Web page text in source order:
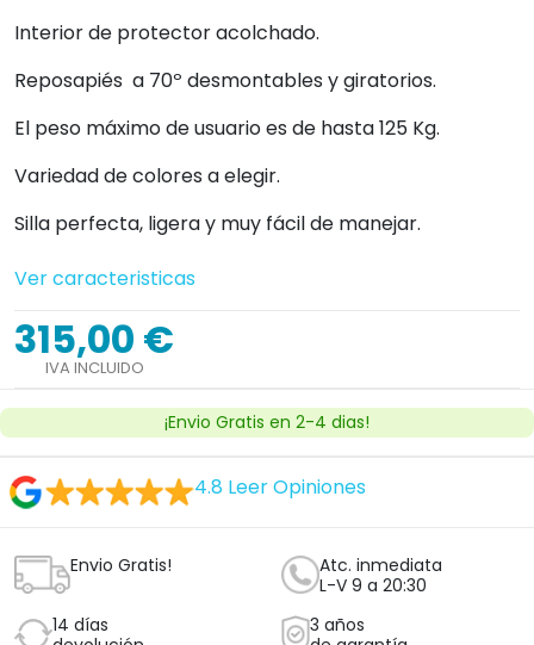
Interior de protector acolchado.
Reposapiés a 70º desmontables y giratorios.
El peso máximo de usuario es de hasta 125 Kg.
Variedad de colores a elegir.
Silla perfecta, ligera y muy fácil de manejar.
Ver caracteristicas
315,00 €
IVA INCLUIDO
¡Envio Gratis en 2-4 dias!
4.8 Leer Opiniones
Envio Gratis!
Atc. inmediata
L-V 9 a 20:30
14 días
3 años